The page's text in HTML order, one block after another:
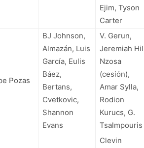
Ejim, Tyson
Carter
Pozas
BJ Johnson,
Almazán, Luis
García, Eulis
Báez,
Bertans,
Cvetkovic,
Shannon
Evans
V. Gerun,
Jeremiah
Nzosa
(cesión),
Amar Sylla,
Rodion
Kurucs, G.
Tsalmpouris
Clevin